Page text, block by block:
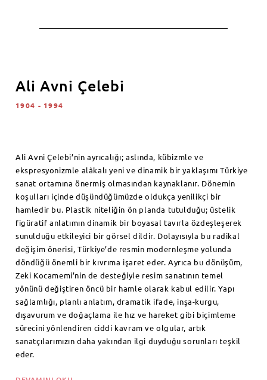
Ali Avni Çelebi
1904 - 1994
Ali Avni Çelebi’nin ayrıcalığı; aslında, kübizmle ve
ekspresyonizmle alâkalı yeni ve dinamik bir yaklaşımı Türkiye
sanat ortamına önermiş olmasından kaynaklanır. Dönemin
koşulları içinde düşündüğümüzde oldukça yenilikçi bir
hamledir bu. Plastik niteliğin ön planda tutulduğu; üstelik
figüratif anlatımın dinamik bir boyasal tavırla özdeşleşerek
sunulduğu etkileyici bir görsel dildir. Dolayısıyla bu radikal
değişim önerisi, Türkiye’de resmin modernleşme yolunda
döndüğü önemli bir kıvrıma işaret eder. Ayrıca bu dönüşüm,
Zeki Kocamemi’nin de desteğiyle resim sanatının temel
yönünü değiştiren öncü bir hamle olarak kabul edilir. Yapı
sağlamlığı, planlı anlatım, dramatik ifade, inşa-kurgu,
dışavurum ve doğaçlama ile hız ve hareket gibi biçimleme
sürecini yönlendiren ciddi kavram ve olgular, artık
sanatçılarımızın daha yakından ilgi duyduğu sorunları teşkil
eder.